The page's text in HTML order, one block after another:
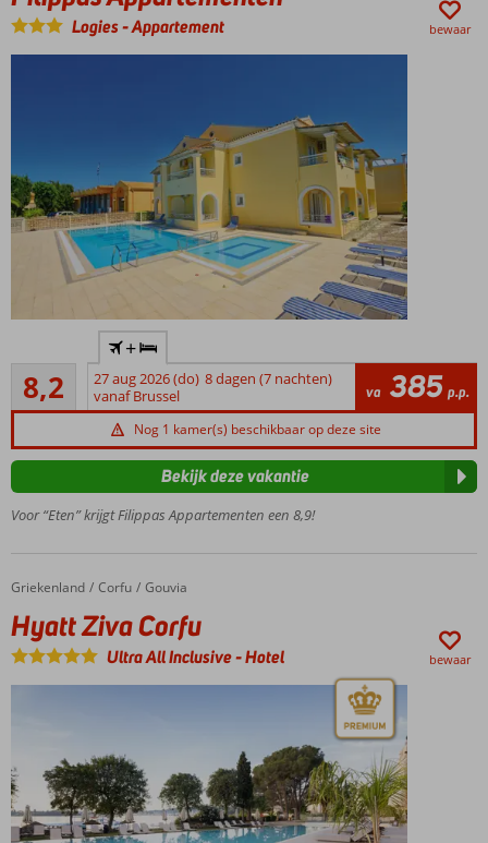
zwembaden,
Logies-Appartement bewaar
van
Gouvia
200
meter
het
Kleinschalig
complex
buitenzwembad
met
8,2Zeer goed
89
beoordelingen
+
27 aug 2026 (do) 8 dagen (7 nachten)
vanaf Brussel
va 385 p.p.
Nog 1 kamer(s) beschikbaar op deze site
Voor “Eten” krijgt Filippas Appartementen een 8,9!
Bekijk deze vakantie
Home
Griekenland Corfu Gouvia
Hyatt Ziva Corfu
Hyatt Ziva Corfu
Ultra All Inclusive-Hotel bewaar